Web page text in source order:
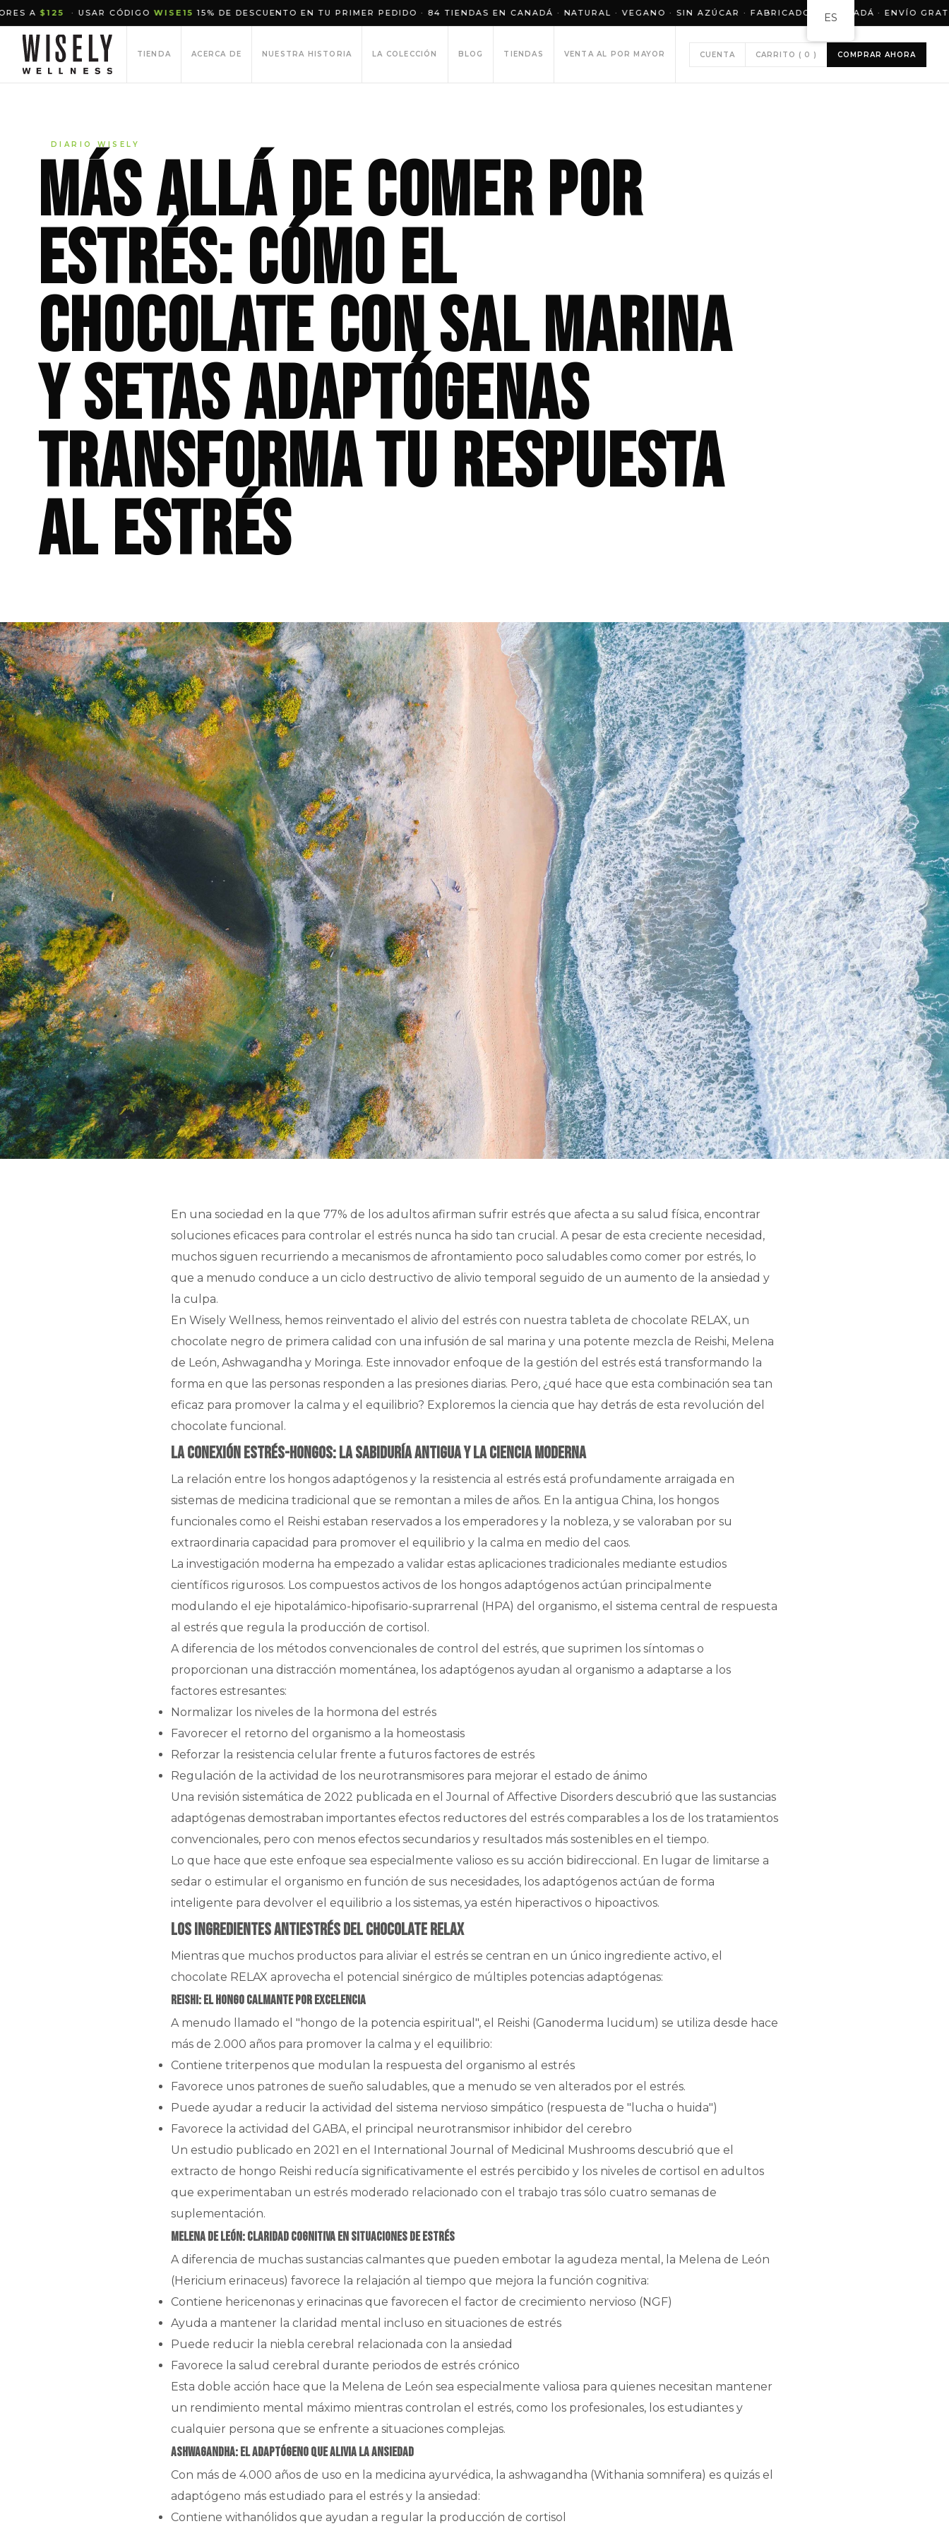
· USAR CÓDIGOWISE1515% DE DESCUENTO EN TU PRIMER PEDIDO · 84 TIENDAS EN CANADÁ · NATURAL · VEGANO · SIN AZÚCAR · FABRICADO EN CANADÁ · ENVÍO GRATUITO EN
TIENDA ACERCA DE NUESTRA HISTORIA LA COLECCIÓN BLOG TIENDAS VENTA AL POR MAYOR CUENTA CARRITO ( 0 ) COMPRAR AHORA
DIARIO WISELY
Más allá de comer por
estrés: cómo el
chocolate con sal marina
y setas adaptógenas
transforma tu respuesta
al estrés
En una sociedad en la que 77% de los adultos afirman sufrir estrés que afecta a su salud física, encontrar
soluciones eficaces para controlar el estrés nunca ha sido tan crucial. A pesar de esta creciente necesidad,
muchos siguen recurriendo a mecanismos de afrontamiento poco saludables como comer por estrés, lo
que a menudo conduce a un ciclo destructivo de alivio temporal seguido de un aumento de la ansiedad y
la culpa.
En Wisely Wellness, hemos reinventado el alivio del estrés con nuestra tableta de chocolate RELAX, un
chocolate negro de primera calidad con una infusión de sal marina y una potente mezcla de Reishi, Melena
de León, Ashwagandha y Moringa. Este innovador enfoque de la gestión del estrés está transformando la
forma en que las personas responden a las presiones diarias. Pero, ¿qué hace que esta combinación sea tan
eficaz para promover la calma y el equilibrio? Exploremos la ciencia que hay detrás de esta revolución del
chocolate funcional.
La conexión estrés-hongos: La sabiduría antigua y la ciencia moderna
La relación entre los hongos adaptógenos y la resistencia al estrés está profundamente arraigada en
sistemas de medicina tradicional que se remontan a miles de años. En la antigua China, los hongos
funcionales como el Reishi estaban reservados a los emperadores y la nobleza, y se valoraban por su
extraordinaria capacidad para promover el equilibrio y la calma en medio del caos.
La investigación moderna ha empezado a validar estas aplicaciones tradicionales mediante estudios
científicos rigurosos. Los compuestos activos de los hongos adaptógenos actúan principalmente
modulando el eje hipotalámico-hipofisario-suprarrenal (HPA) del organismo, el sistema central de respuesta
al estrés que regula la producción de cortisol.
A diferencia de los métodos convencionales de control del estrés, que suprimen los síntomas o
proporcionan una distracción momentánea, los adaptógenos ayudan al organismo a adaptarse a los
factores estresantes:
Normalizar los niveles de la hormona del estrés
Favorecer el retorno del organismo a la homeostasis
Reforzar la resistencia celular frente a futuros factores de estrés
Regulación de la actividad de los neurotransmisores para mejorar el estado de ánimo
Una revisión sistemática de 2022 publicada en el Journal of Affective Disorders descubrió que las sustancias
adaptógenas demostraban importantes efectos reductores del estrés comparables a los de los tratamientos
convencionales, pero con menos efectos secundarios y resultados más sostenibles en el tiempo.
Lo que hace que este enfoque sea especialmente valioso es su acción bidireccional. En lugar de limitarse a
sedar o estimular el organismo en función de sus necesidades, los adaptógenos actúan de forma
inteligente para devolver el equilibrio a los sistemas, ya estén hiperactivos o hipoactivos.
Los ingredientes antiestrés del chocolate RELAX
Mientras que muchos productos para aliviar el estrés se centran en un único ingrediente activo, el
chocolate RELAX aprovecha el potencial sinérgico de múltiples potencias adaptógenas:
Reishi: el hongo calmante por excelencia
A menudo llamado el "hongo de la potencia espiritual", el Reishi (Ganoderma lucidum) se utiliza desde hace
más de 2.000 años para promover la calma y el equilibrio:
Contiene triterpenos que modulan la respuesta del organismo al estrés
Favorece unos patrones de sueño saludables, que a menudo se ven alterados por el estrés.
Puede ayudar a reducir la actividad del sistema nervioso simpático (respuesta de "lucha o huida")
Favorece la actividad del GABA, el principal neurotransmisor inhibidor del cerebro
Un estudio publicado en 2021 en el International Journal of Medicinal Mushrooms descubrió que el
extracto de hongo Reishi reducía significativamente el estrés percibido y los niveles de cortisol en adultos
que experimentaban un estrés moderado relacionado con el trabajo tras sólo cuatro semanas de
suplementación.
Melena de León: Claridad cognitiva en situaciones de estrés
A diferencia de muchas sustancias calmantes que pueden embotar la agudeza mental, la Melena de León
(Hericium erinaceus) favorece la relajación al tiempo que mejora la función cognitiva:
Contiene hericenonas y erinacinas que favorecen el factor de crecimiento nervioso (NGF)
Ayuda a mantener la claridad mental incluso en situaciones de estrés
Puede reducir la niebla cerebral relacionada con la ansiedad
Favorece la salud cerebral durante periodos de estrés crónico
Esta doble acción hace que la Melena de León sea especialmente valiosa para quienes necesitan mantener
un rendimiento mental máximo mientras controlan el estrés, como los profesionales, los estudiantes y
cualquier persona que se enfrente a situaciones complejas.
Ashwagandha: El adaptógeno que alivia la ansiedad
Con más de 4.000 años de uso en la medicina ayurvédica, la ashwagandha (Withania somnifera) es quizás el
adaptógeno más estudiado para el estrés y la ansiedad:
Contiene withanólidos que ayudan a regular la producción de cortisol
ES